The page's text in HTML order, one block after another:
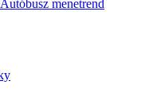
menetrend